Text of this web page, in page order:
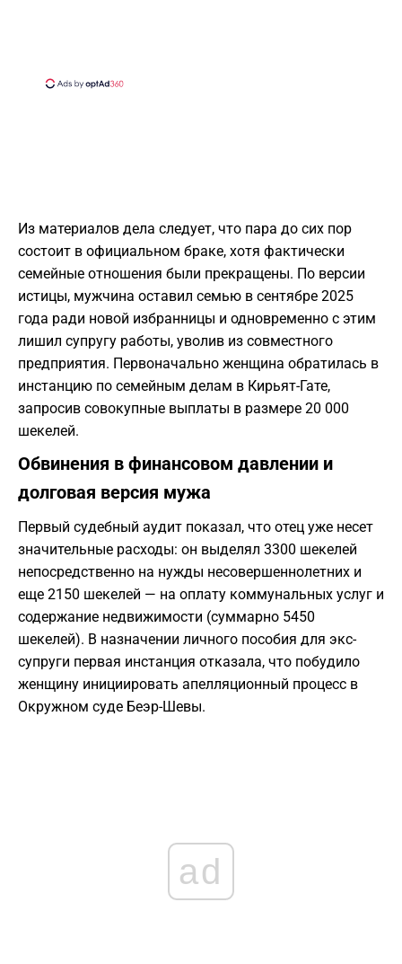
Из материалов дела следует, что пара до сих пор
состоит в официальном браке, хотя фактически
семейные отношения были прекращены. По версии
истицы, мужчина оставил семью в сентябре 2025
года ради новой избранницы и одновременно с этим
лишил супругу работы, уволив из совместного
предприятия. Первоначально женщина обратилась в
инстанцию по семейным делам в Кирьят-Гате,
запросив совокупные выплаты в размере 20 000
шекелей.
Обвинения в финансовом давлении и
долговая версия мужа
Первый судебный аудит показал, что отец уже несет
значительные расходы: он выделял 3300 шекелей
непосредственно на нужды несовершеннолетних и
еще 2150 шекелей — на оплату коммунальных услуг и
содержание недвижимости (суммарно 5450
шекелей). В назначении личного пособия для экс-
супруги первая инстанция отказала, что побудило
женщину инициировать апелляционный процесс в
Окружном суде Беэр-Шевы.
ad